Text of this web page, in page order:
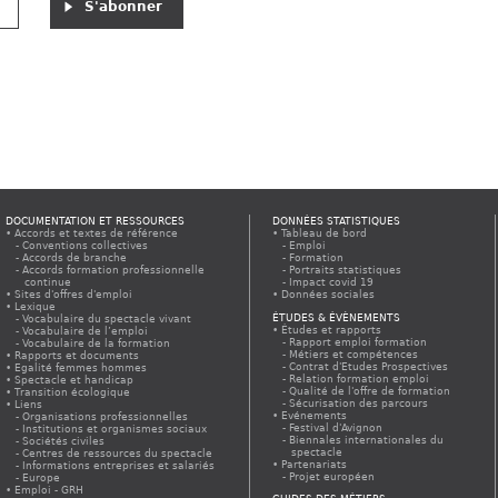
DOCUMENTATION ET RESSOURCES
Accords et textes de référence
Conventions collectives
Accords de branche
Accords formation professionnelle
continue
Sites d'offres d'emploi
Lexique
Vocabulaire du spectacle vivant
Vocabulaire de l’emploi
Vocabulaire de la formation
Rapports et documents
Egalité femmes hommes
Spectacle et handicap
Transition écologique
Liens
Organisations professionnelles
Institutions et organismes sociaux
Sociétés civiles
Centres de ressources du spectacle
Informations entreprises et salariés
Europe
Emploi - GRH
DONNÉES STATISTIQUES
Tableau de bord
Emploi
Formation
Portraits statistiques
Impact covid 19
Données sociales
ÉTUDES & ÉVÈNEMENTS
Études et rapports
Rapport emploi formation
Métiers et compétences
Contrat d'Etudes Prospectives
Relation formation emploi
Qualité de l'offre de formation
Sécurisation des parcours
Evénements
Festival d'Avignon
Biennales internationales du
spectacle
Partenariats
Projet européen